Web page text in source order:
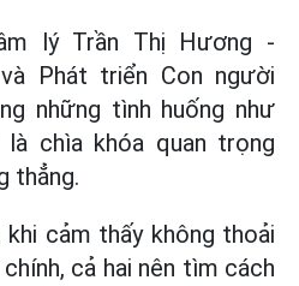
lý Trần Thị Hương -
Phát triển Con người
những tình huống như
chìa khóa quan trọng
thẳng.
khi cảm thấy không thoải
cả hai nên tìm cách